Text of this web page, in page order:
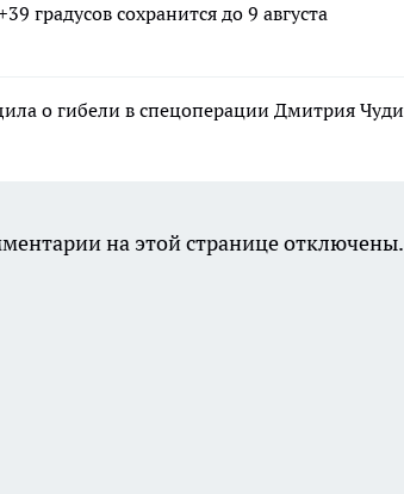
градусов сохранится до 9 августа
о гибели в спецоперации Дмитрия
на этой странице отключены.